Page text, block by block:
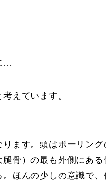
…
えています。
ます。頭はボーリン
骨）の最も外側にあ
ほんの少しの意識で、